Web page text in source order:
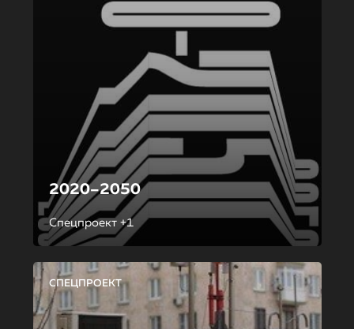
2020–2050
Спецпроект +1
СПЕЦПРОЕКТ